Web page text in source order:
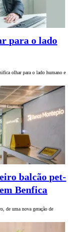
para o lado
olhar para o lado humano e
balcão pet-
Benfica
de uma nova geração de